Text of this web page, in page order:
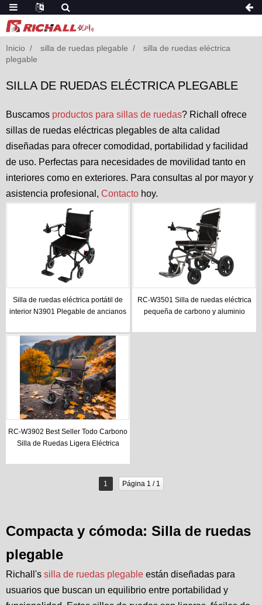
Inicio silla de ruedas plegable
silla de ruedas eléctrica
plegable
SILLA DE RUEDAS ELÉCTRICA PLEGABLE
Buscamos productos para sillas de ruedas? Richall ofrece
sillas de ruedas eléctricas plegables de alta calidad
diseñadas para ofrecer comodidad, portabilidad y facilidad
de uso. Perfectas para necesidades de movilidad tanto en
interiores como en exteriores. Para consultas al por mayor y
asistencia profesional, Contacto hoy.
Silla de ruedas eléctrica portátil de
interior N3901 Plegable de ancianos
RC-W3501 Silla de ruedas eléctrica
pequeña de carbono y aluminio
RC-W3902 Best Seller Todo Carbono
Silla de Ruedas Ligera Eléctrica
1 Página 1 / 1
Compacta y cómoda: Silla de ruedas
plegable
Richall's silla de ruedas plegable están diseñadas para
usuarios que buscan un equilibrio entre portabilidad y